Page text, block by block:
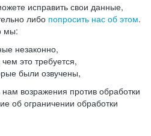
исправить свои данные,
либо попросить нас об этом.
мы:
незаконно,
это требуется,
были озвучены,
возражения против обработки
об ограничении обработки